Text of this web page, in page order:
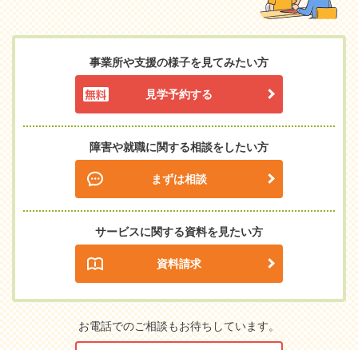
事業所や支援の様子を見てみたい方
見学予約する
障害や就職に関する相談をしたい方
まずは相談
サービスに関する資料を見たい方
資料請求
お電話でのご相談もお待ちしています。